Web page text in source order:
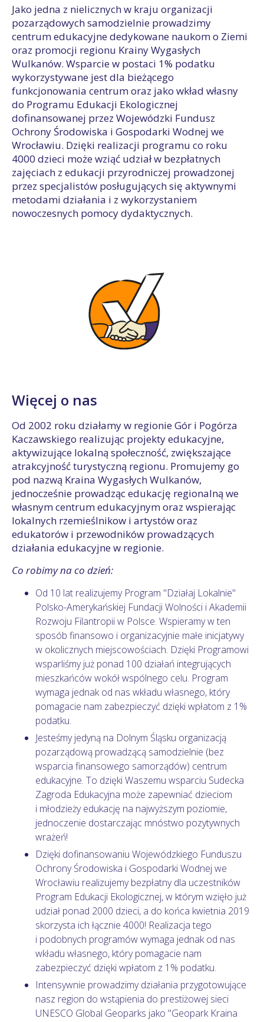
Jako jedna z nielicznych w kraju organizacji
pozarządowych samodzielnie prowadzimy
centrum edukacyjne dedykowane naukom o Ziemi
oraz promocji regionu Krainy Wygasłych
Wulkanów. Wsparcie w postaci 1% podatku
wykorzystywane jest dla bieżącego
funkcjonowania centrum oraz jako wkład własny
do Programu Edukacji Ekologicznej
dofinansowanej przez Wojewódzki Fundusz
Ochrony Środowiska i Gospodarki Wodnej we
Wrocławiu. Dzięki realizacji programu co roku
4000 dzieci może wziąć udział w bezpłatnych
zajęciach z edukacji przyrodniczej prowadzonej
przez specjalistów posługujących się aktywnymi
metodami działania i z wykorzystaniem
nowoczesnych pomocy dydaktycznych.
Więcej o nas
Od 2002 roku działamy w regionie Gór i Pogórza
Kaczawskiego realizując projekty edukacyjne,
aktywizujące lokalną społeczność, zwiększające
atrakcyjność turystyczną regionu. Promujemy go
pod nazwą Kraina Wygasłych Wulkanów,
jednocześnie prowadząc edukację regionalną we
własnym centrum edukacyjnym oraz wspierając
lokalnych rzemieślnikow i artystów oraz
edukatorów i przewodników prowadzących
działania edukacyjne w regionie.
Co robimy na co dzień:
Od 10 lat realizujemy Program "Działaj Lokalnie"
Polsko-Amerykańskiej Fundacji Wolności i Akademii
Rozwoju Filantropii w Polsce. Wspieramy w ten
sposób finansowo i organizacyjnie małe inicjatywy
w okolicznych miejscowościach. Dzięki Programowi
wsparliśmy już ponad 100 działań integrujących
mieszkańców wokół wspólnego celu. Program
wymaga jednak od nas wkładu własnego, który
pomagacie nam zabezpieczyć dzięki wpłatom z 1%
podatku.
Jesteśmy jedyną na Dolnym Śląsku organizacją
pozarządową prowadzącą samodzielnie (bez
wsparcia finansowego samorządów) centrum
edukacyjne. To dzięki Waszemu wsparciu Sudecka
Zagroda Edukacyjna może zapewniać dzieciom
i młodzieży edukację na najwyższym poziomie,
jednoczenie dostarczając mnóstwo pozytywnych
wrażeń!
Dzięki dofinansowaniu Wojewódzkiego Funduszu
Ochrony Środowiska i Gospodarki Wodnej we
Wrocławiu realizujemy bezpłatny dla uczestników
Program Edukacji Ekologicznej, w którym wzięło już
udział ponad 2000 dzieci, a do końca kwietnia 2019
skorzysta ich łącznie 4000! Realizacja tego
i podobnych programów wymaga jednak od nas
wkładu własnego, który pomagacie nam
zabezpieczyć dzięki wpłatom z 1% podatku.
Intensywnie prowadzimy działania przygotowujące
nasz region do wstąpienia do prestiżowej sieci
UNESCO Global Geoparks jako "Geopark Kraina